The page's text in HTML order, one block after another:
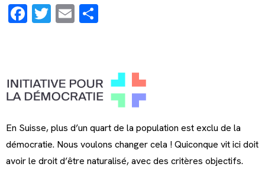
Facebook
Twitter
Email
En Suisse, plus d’un quart de la population est exclu de la
démocratie. Nous voulons changer cela ! Quiconque vit ici doit
avoir le droit d’être naturalisé, avec des critères objectifs.